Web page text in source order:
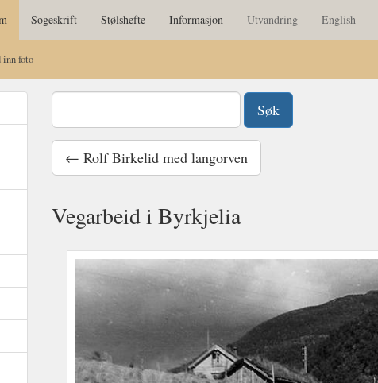
Sogeskrift Stølshefte Informasjon Utvandring English
foto
← Rolf Birkelid med langorven
Vegarbeid i Byrkjelia